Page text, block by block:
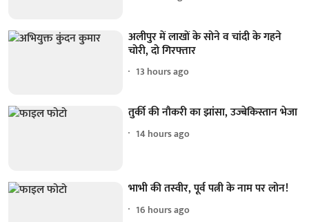
अलीपुर में लाखों के सोने व चांदी के गहने
चोरी, दो गिरफ्तार
13 hours ago
तुर्की की नौकरी का झांसा, उज्बेकिस्तान भेजा
14 hours ago
भाभी की तस्वीर, पूर्व पत्नी के नाम पर लोन!
16 hours ago